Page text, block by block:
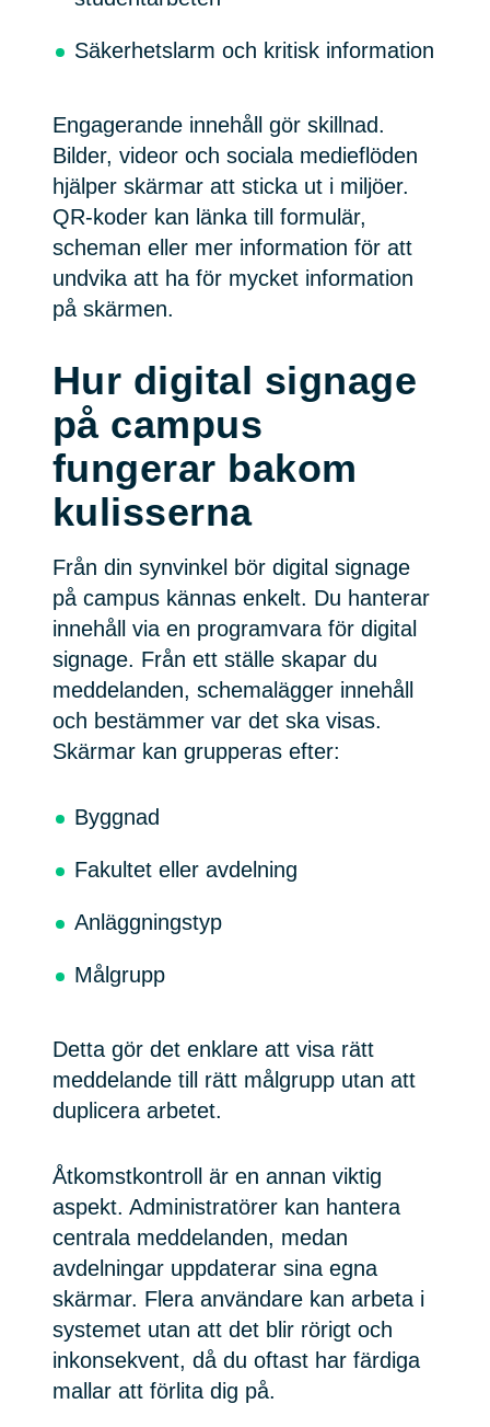
Säkerhetslarm och kritisk information
Engagerande innehåll gör skillnad.
Bilder, videor och sociala medieflöden
hjälper skärmar att sticka ut i miljöer.
QR-koder kan länka till formulär,
scheman eller mer information för att
undvika att ha för mycket information
på skärmen.
Hur digital signage
på campus
fungerar bakom
kulisserna
Från din synvinkel bör digital signage
på campus kännas enkelt. Du hanterar
innehåll via en programvara för digital
signage. Från ett ställe skapar du
meddelanden, schemalägger innehåll
och bestämmer var det ska visas.
Skärmar kan grupperas efter:
Byggnad
Fakultet eller avdelning
Anläggningstyp
Målgrupp
Detta gör det enklare att visa rätt
meddelande till rätt målgrupp utan att
duplicera arbetet.
Åtkomstkontroll är en annan viktig
aspekt. Administratörer kan hantera
centrala meddelanden, medan
avdelningar uppdaterar sina egna
skärmar. Flera användare kan arbeta i
systemet utan att det blir rörigt och
inkonsekvent, då du oftast har färdiga
mallar att förlita dig på.